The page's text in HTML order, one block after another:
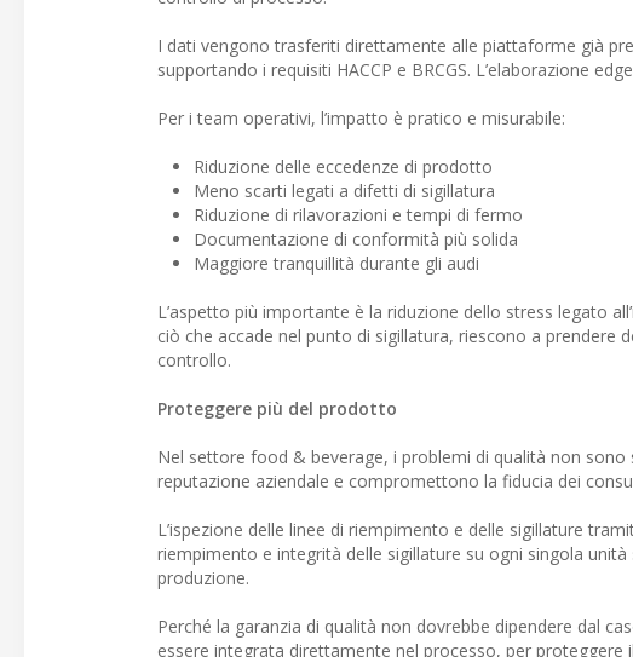
I dati vengono trasferiti direttamente alle piattaforme già
supportando i requisiti HACCP e BRCGS. L’elaborazione
Per i team operativi, l’impatto è pratico e misurabile:
Riduzione delle eccedenze di prodotto
Meno scarti legati a difetti di sigillatura
Riduzione di rilavorazioni e tempi di fermo
Documentazione di conformità più solida
Maggiore tranquillità durante gli audi
L’aspetto più importante è la riduzione dello stress legato
ciò che accade nel punto di sigillatura, riescono a prendere
controllo.
Proteggere più del prodotto
Nel settore food & beverage, i problemi di qualità non
reputazione aziendale e compromettono la fiducia dei
L’ispezione delle linee di riempimento e delle sigillature
riempimento e integrità delle sigillature su ogni singola
produzione.
Perché la garanzia di qualità non dovrebbe dipendere dal
essere integrata direttamente nel processo, per